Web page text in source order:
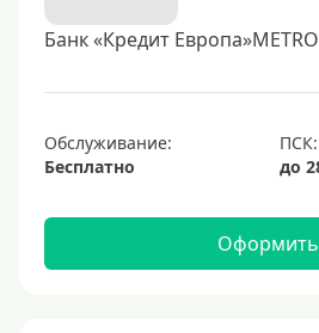
Банк «Кредит Европа»METRO
Обслуживание:
Бесплатно
Оформить